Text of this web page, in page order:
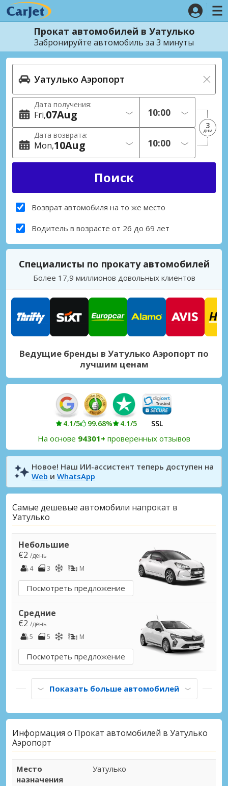
Прокат автомобилей в Уатулько
Забронируйте автомобиль за 3 минуты
Дата получения:
Fri 07Aug
Дата возврата:
Mon 10Aug
3
дни
Возврат автомобиля на то же место
Водитель в возрасте от 26 до 69 лет
Специалисты по прокату автомобилей
Более 17,9 миллионов довольных клиентов
Ведущие бренды в Уатулько Аэропорт по
лучшим ценам
4.1/5 99.68% 4.1/5 SSL
На основе 94301+ проверенных отзывов
Новое! Наш ИИ-ассистент теперь доступен на
Web и WhatsApp
Самые дешевые автомобили напрокат в
Уатулько
Небольшие
€2 /день
4
3 M
Посмотреть предложение
Средние
€2 /день
5
5 M
Посмотреть предложение
Показать больше автомобилей
Информация о Прокат автомобилей в Уатулько
Аэропорт
Место
назначения
Уатулько